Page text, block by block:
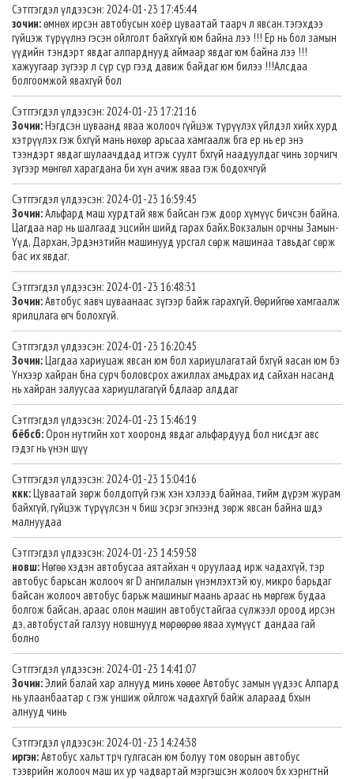
Сэтггэгдэл үлдээсэн: 2024-01-23 17:45:44
зочин:өмнөх ирсэн автобусын хоёр цуваатай таарч л явсан.тэгэхдээ
гүйцэж түрүүлнэ гэсэн ойлголт байхгүй юм байна лээ !!! Ер нь бол замын
үүдийн тэндэрт явдаг алпарднууд аймаар явдаг юм байна лээ !!!
хажуугаар зүгээр л сүр сүр гээд давиж байдаг юм билээ !!!Алсдаа
болгоомжой явахгүй бол
Сэтггэгдэл үлдээсэн: 2024-01-23 17:21:16
Зочин:Нэгдсэн цуваанд яваа жолооч гүйцэж түрүүлэх үйлдэл хийх хурд
хэтрүүлэх гэж бхгүй мань нөхөр арьсаа хамгаалж бга ер нь ер энэ
тээндэрт явдаг шулаачддад итгэж суулт бхгүй наадуулдаг чинь зорчигч
зүгээр мөнгөл харагдана би хүн ачиж яваа гэж бодохчгүй
Сэтггэгдэл үлдээсэн: 2024-01-23 16:59:45
Зочин:Альфард маш хурдтай явж байсан гэж доор хүмүүс бичсэн байна.
Цагдаа нар нь шалгаад эцсийн шийд гарах байх.Вокзалын орчны Замын-
Үүд, Дархан, Эрдэнэтийн машинууд урсгал сөрж машинаа тавьдаг сөрж
бас их явдаг.
Сэтггэгдэл үлдээсэн: 2024-01-23 16:48:31
Зочин:Автобус яавч цуваанаас зүгээр байж гарахгүй. Өөрийгөө хамгаалж
ярилцлага өгч болохгүй.
Сэтггэгдэл үлдээсэн: 2024-01-23 16:20:45
Зочин:Цагдаа хариуцаж явсан юм бол хариуцлагатай бхгүй яасан юм бэ
Үнхээр хайран бна сурч боловсрох ажиллах амьдрах ид сайхан насанд
нь хайран залуусаа хариуцлагагүй бдлаар алддаг
Сэтггэгдэл үлдээсэн: 2024-01-23 15:46:19
бёбсб:Орон нутгийн хот хооронд явдаг альфардууд бол нисдэг авс
гэдэг нь үнэн шүү
Сэтггэгдэл үлдээсэн: 2024-01-23 15:04:16
ккк:Цуваатай зөрж болдоггүй гэж хэн хэлээд байнаа, тийм дүрэм журам
байхгүй, гүйцэж түрүүлсэн ч биш эсрэг эгнээнд зөрж явсан байна шдэ
малнуудаа
Сэтггэгдэл үлдээсэн: 2024-01-23 14:59:58
новш:Нөгөө хэдэн автобусаа аятайхан ч оруулаад ирж чадахгүй, тэр
автобус барьсан жолооч яг D ангилалын үнэмлэхтэй юу, микро барьдаг
байсан жолооч автобус барьж машиныг маань араас нь мөргөж будаа
болгож байсан, араас олон машин автобустайгаа сүлжээл ороод ирсэн
дэ, автобустай галзуу новшнууд мөрөөрөө яваа хүмүүст дандаа гай
болно
Сэтггэгдэл үлдээсэн: 2024-01-23 14:41:07
Зочин:Элий балай хар алнууд минь хөөөе Автобус замын үүдээс Алпард
нь улаанбаатар с гэж уншиж ойлгож чадахгүй байж алараад бхын
алнууд чинь
Сэтггэгдэл үлдээсэн: 2024-01-23 14:24:38
иргэн:Автобус хальттрч гулгасан юм болуу том оворын автобус
тээврийн жолооч маш их ур чадвартай мэргэшсэн жолооч бх хэрнгтнй